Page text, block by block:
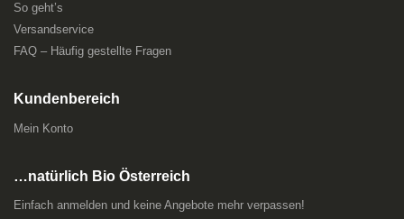
So geht’s
Versandservice
FAQ – Häufig gestellte Fragen
Kundenbereich
Mein Konto
…natürlich Bio Österreich
Einfach anmelden und keine Angebote mehr verpassen!